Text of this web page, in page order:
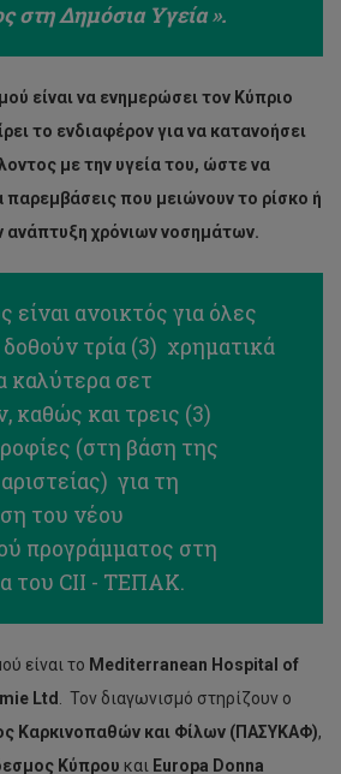
στη Δημόσια Υγεία ».
είναι να ενημερώσει τον Κύπριο
το ενδιαφέρον για να κατανοήσει
με την υγεία του, ώστε να
παρεμβάσεις που μειώνουν το ρίσκο ή
ανάπτυξη χρόνιων νοσημάτων.
είναι ανοικτός για όλες
τρία (3) χρηματικά
καλύτερα σετ
καθώς και τρεις (3)
(στη βάση της
για τη
του νέου
προγράμματος στη
του CII - ΤΕΠΑΚ.
είναι το Mediterranean Hospital of
Ltd
. Τον διαγωνισμό στηρίζουν ο
Καρκινοπαθών και Φίλων (ΠΑΣΥΚΑΦ),
Κύπρου και Europa Donna